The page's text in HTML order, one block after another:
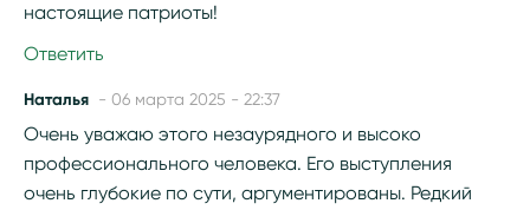
настоящие патриоты!
Ответить
Наталья - 06 марта 2025 - 22:37
Очень уважаю этого незаурядного и высоко
профессионального человека. Его выступления
очень глубокие по сути, аргументированы. Редкий